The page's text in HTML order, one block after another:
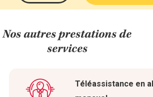
Nos autres prestations de
services
Téléassistance en